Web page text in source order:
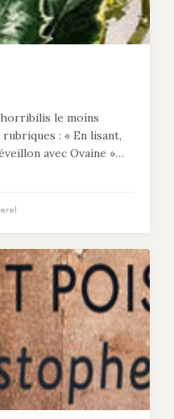
le moins
: « En lisant,
avec Ovaine »…